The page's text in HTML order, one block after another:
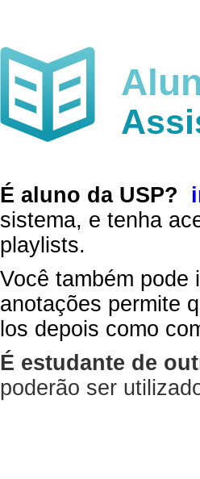
É aluno da USP?
sistema, e tenha
playlists.
Você também pode
anotações permite
los depois como
É estudante de
poderão ser